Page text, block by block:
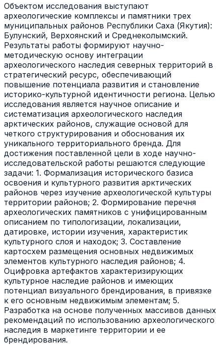
Объектом исследования выступают
археологические комплексы и памятники трех
муниципальных районов Республики Саха (Якутия):
Булунский, Верхоянский и Среднеколымский.
Результаты работы формируют научно-
методическую основу интеграции
археологического наследия северных территорий в
стратегический ресурс, обеспечивающий
повышение потенциала развития и становление
историко-культурной идентичности региона. Целью
исследования является научное описание и
систематизация археологического наследия
арктических районов, служащие основой для
четкого структурирования и обоснования их
уникального территориального бренда. Для
достижения поставленной цели в ходе научно-
исследовательской работы решаются следующие
задачи: 1. Формализация исторического базиса
освоения и культурного развития арктических
районов через изучение археологической культуры
территории районов; 2. Формирование перечня
археологических памятников с унифицированным
описанием по типологизации, локализации,
датировке, истории изучения, характеристик
культурного слоя и находок; 3. Составление
картосхем размещения основных недвижимых
элементов культурного наследия районов; 4.
Оцифровка артефактов характеризирующих
культурное наследие районов и имеющих
потенциал визуального брендирования, в привязке
к его основным недвижимым элементам; 5.
Разработка на основе полученных массивов данных
рекомендаций по использованию археологического
наследия в маркетинге территории и ее
брендирования.